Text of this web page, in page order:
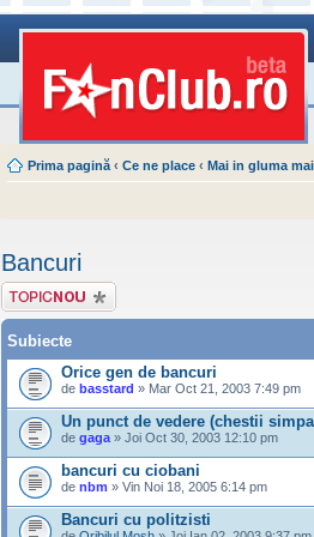
Prima pagină ‹ Ce ne place ‹ Mai in gluma
Bancuri
Scrie un subiect
nou
Subiecte
Orice gen de bancuri
de basstard » Mar Oct 21, 2003 7:49 pm
Un punct de vedere (chestii
de gaga » Joi Oct 30, 2003 12:10 pm
bancuri cu ciobani
de nbm » Vin Noi 18, 2005 6:14 pm
Bancuri cu politzisti